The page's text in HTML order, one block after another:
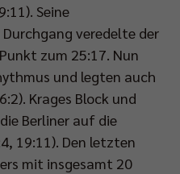
Seine
veredelte der
zum 25:17. Nun
und legten auch
Krages Block und
Berliner auf die
19:11). Den letzten
mit insgesamt 20